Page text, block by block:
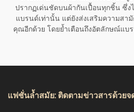
ปรากฏเด่นชัดบนผ้ากันเปื้อนทุกชิ้น ซึ่ง
แบรนด์เท่านั้น แต่ยังส่งเสริมความสา
คุณอีกด้วย โดยย้ำเตือนถึงอัตลักษณ์แบ
แฟชั่นล้ำสมัย: ติดตามข่าวสารด้วยจ